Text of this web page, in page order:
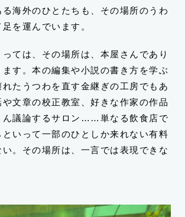
海外のひとたちも、その場所のうわ
を運んでいます。
ては、その場所は、本屋さんであり
ます。本の編集や小説の書き方を学ぶ
たうつわを直す金継ぎの工房でもあ
や文章の校正教室、好きな作家の作品
ん議論するサロン……単なる飲食店で
いって一部のひとしか来れない有料
い。その場所は、一言では表現できな